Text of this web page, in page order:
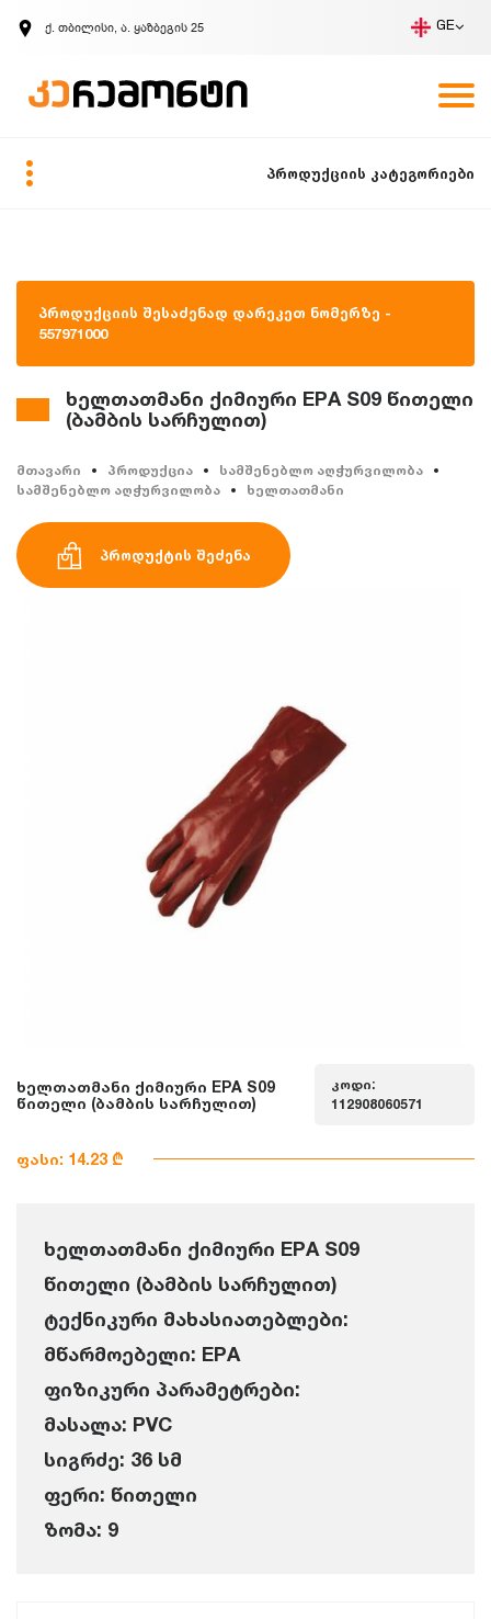
ქ. თბილისი, ა. ყაზბეგის 25 GE
ზარის მოთხოვნა
პროდუქციის კატეგორიები
პროდუქციის შესაძენად დარეკეთ ნომერზე -
557971000
ხელთათმანი ქიმიური EPA S09 წითელი
(ბამბის სარჩულით)
მთავარი პროდუქცია
სამშენებლო აღჭურვილობა
სამშენებლო აღჭურვილობა
ხელთათმანი
პროდუქტის შეძენა
ხელთათმანი ქიმიური EPA S09
წითელი (ბამბის სარჩულით)
კოდი:
112908060571
ფასი: 14.23 ₾
ხელთათმანი ქიმიური EPA S09
წითელი (ბამბის სარჩულით)
ტექნიკური მახასიათებლები:
მწარმოებელი: EPA
ფიზიკური პარამეტრები:
მასალა: PVC
სიგრძე: 36 სმ
ფერი: წითელი
ზომა: 9